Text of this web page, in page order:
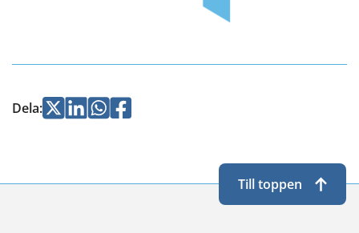
Dela:Jaa Jaa Jaa
Jaa
Till toppen